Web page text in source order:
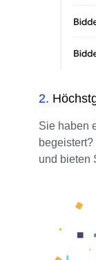
2.
Sie haben
und bieten